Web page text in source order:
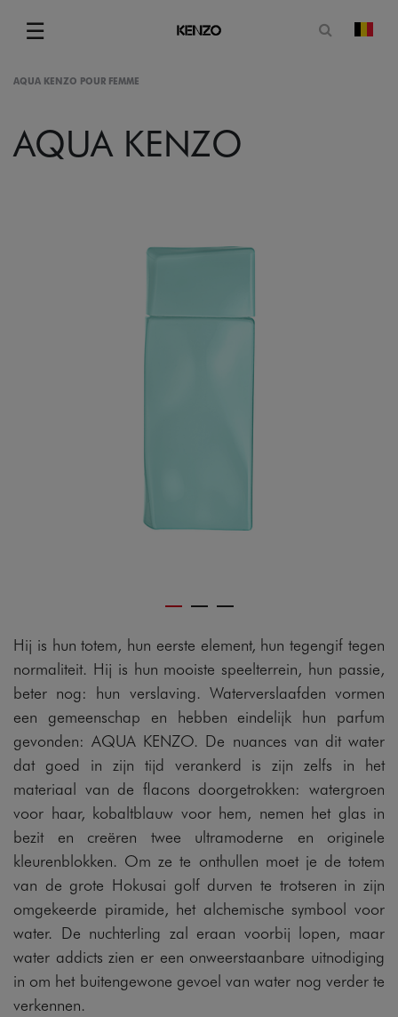
☰
Menu
Open
AQUA KENZO POUR FEMME
AQUA KENZO
Hij is hun totem, hun eerste element, hun tegengif tegen
normaliteit. Hij is hun mooiste speelterrein, hun passie,
beter nog: hun verslaving. Waterverslaafden vormen
een gemeenschap en hebben eindelijk hun parfum
gevonden: AQUA KENZO. De nuances van dit water
dat goed in zijn tijd verankerd is zijn zelfs in het
materiaal van de flacons doorgetrokken: watergroen
voor haar, kobaltblauw voor hem, nemen het glas in
bezit en creëren twee ultramoderne en originele
kleurenblokken. Om ze te onthullen moet je de totem
van de grote Hokusai golf durven te trotseren in zijn
omgekeerde piramide, het alchemische symbool voor
water. De nuchterling zal eraan voorbij lopen, maar
water addicts zien er een onweerstaanbare uitnodiging
in om het buitengewone gevoel van water nog verder te
verkennen.